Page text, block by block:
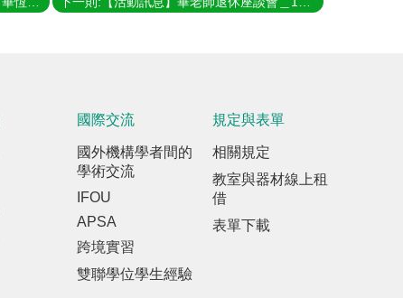
國際交流
國外機構學者間的
學術交流
IFOU
APSA
跨境實習
雙聯學位學生經驗
規定與表單
相關規定
教室與器材線上租
借
表單下載